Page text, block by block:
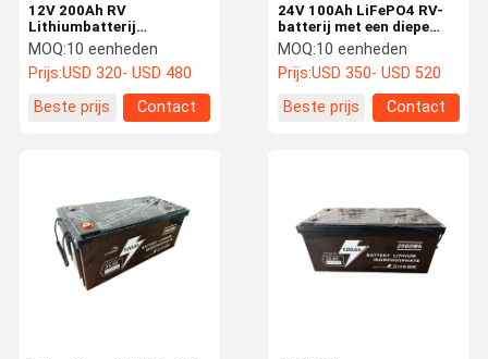
24V 100Ah LiFePO4 RV-
batterij met een diepe
cyclus Lithium Iron
Phosphate-batterij met
ingebouwde 100A BMS
MOQ:10 eenheden
Prijs:USD 350- USD 520
Beste prijs
Contact
12V 200Ah RV
Lithiumbatterij
Hoogcapaciteit LiFePO4
Batterij voor camper
MOQ:10 eenheden
Prijs:USD 320- USD 480
Beste prijs
Contact